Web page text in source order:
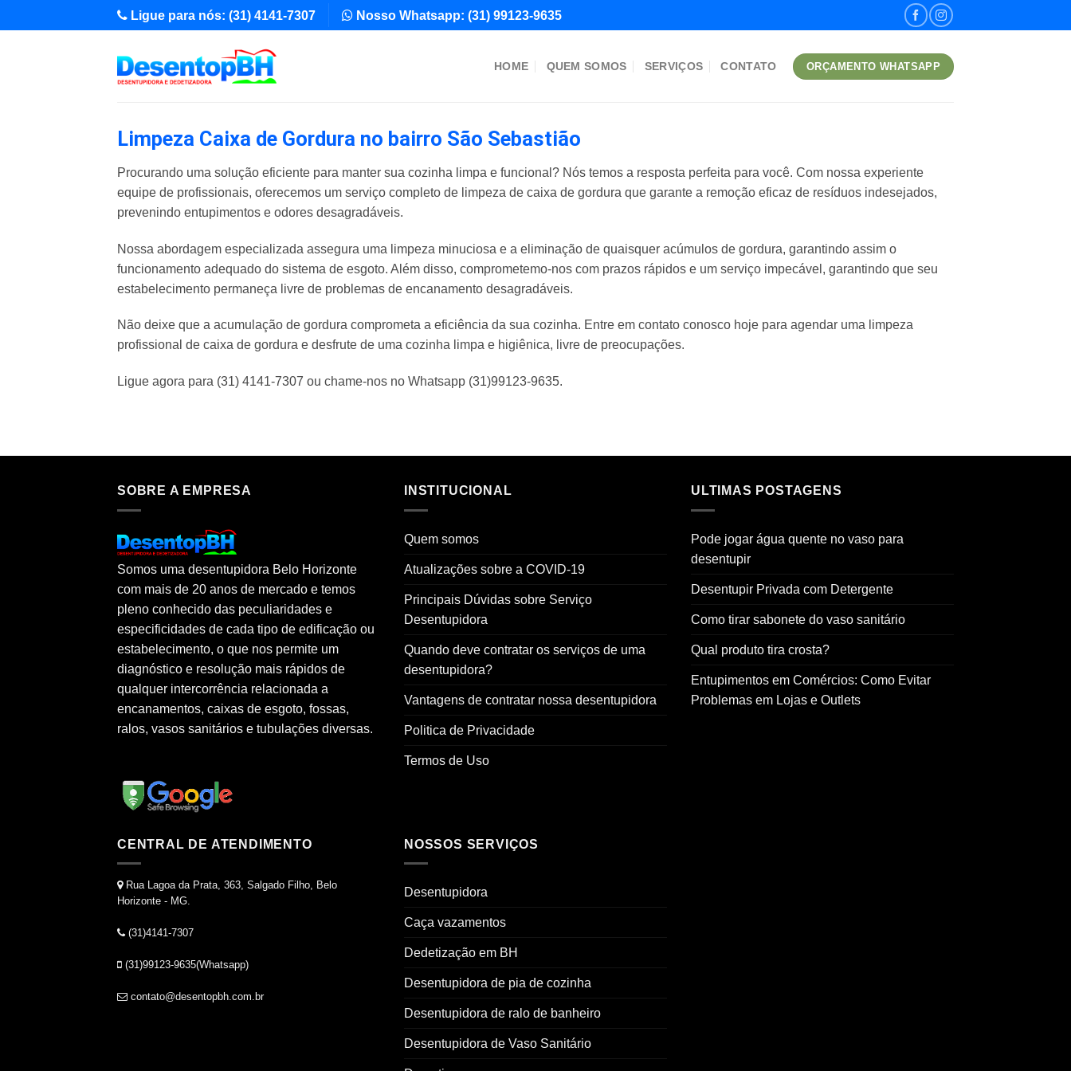
to
Ligue para nós: (31) 4141-7307 Nosso Whatsapp: (31) 99123-9635
HOME QUEM SOMOS SERVIÇOS CONTATO ORÇAMENTO WHATSAPP
Limpeza Caixa de Gordura no bairro São Sebastião
Procurando uma solução eficiente para manter sua cozinha limpa e funcional? Nós temos a resposta perfeita para você. Com nossa experiente
equipe de profissionais, oferecemos um serviço completo de limpeza de caixa de gordura que garante a remoção eficaz de resíduos indesejados,
prevenindo entupimentos e odores desagradáveis.
Nossa abordagem especializada assegura uma limpeza minuciosa e a eliminação de quaisquer acúmulos de gordura, garantindo assim o
funcionamento adequado do sistema de esgoto. Além disso, comprometemo-nos com prazos rápidos e um serviço impecável, garantindo que seu
estabelecimento permaneça livre de problemas de encanamento desagradáveis.
Não deixe que a acumulação de gordura comprometa a eficiência da sua cozinha. Entre em contato conosco hoje para agendar uma limpeza
profissional de caixa de gordura e desfrute de uma cozinha limpa e higiênica, livre de preocupações.
Ligue agora para (31) 4141-7307 ou chame-nos no Whatsapp (31)99123-9635.
SOBRE A EMPRESA
Somos uma desentupidora Belo Horizonte
com mais de 20 anos de mercado e temos
pleno conhecido das peculiaridades e
especificidades de cada tipo de edificação ou
estabelecimento, o que nos permite um
diagnóstico e resolução mais rápidos de
qualquer intercorrência relacionada a
encanamentos, caixas de esgoto, fossas,
ralos, vasos sanitários e tubulações diversas.
INSTITUCIONAL
Quem somos
Atualizações sobre a COVID-19
Principais Dúvidas sobre Serviço
Desentupidora
Quando deve contratar os serviços de uma
desentupidora?
Vantagens de contratar nossa desentupidora
Politica de Privacidade
Termos de Uso
ULTIMAS POSTAGENS
Pode jogar água quente no vaso para
desentupir
Desentupir Privada com Detergente
Como tirar sabonete do vaso sanitário
Qual produto tira crosta?
Entupimentos em Comércios: Como Evitar
Problemas em Lojas e Outlets
CENTRAL DE ATENDIMENTO
Rua Lagoa da Prata, 363, Salgado Filho, Belo
Horizonte - MG.
(31)4141-7307
(31)99123-9635(Whatsapp)
contato@desentopbh.com.br
NOSSOS SERVIÇOS
Desentupidora
Caça vazamentos
Dedetização em BH
Desentupidora de pia de cozinha
Desentupidora de ralo de banheiro
Desentupidora de Vaso Sanitário